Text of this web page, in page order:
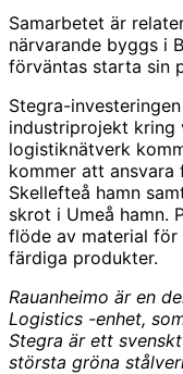
Samarbetet är
närvarande byggs i
förväntas starta sin
Stegra-
industriprojekt
logistiknätverk
kommer att ansvara
Skellefteå hamn
skrot i Umeå hamn.
flöde av material
färdiga produkter.
Rauanheimo är en
Logistics -enhet,
Stegra är ett
största gröna